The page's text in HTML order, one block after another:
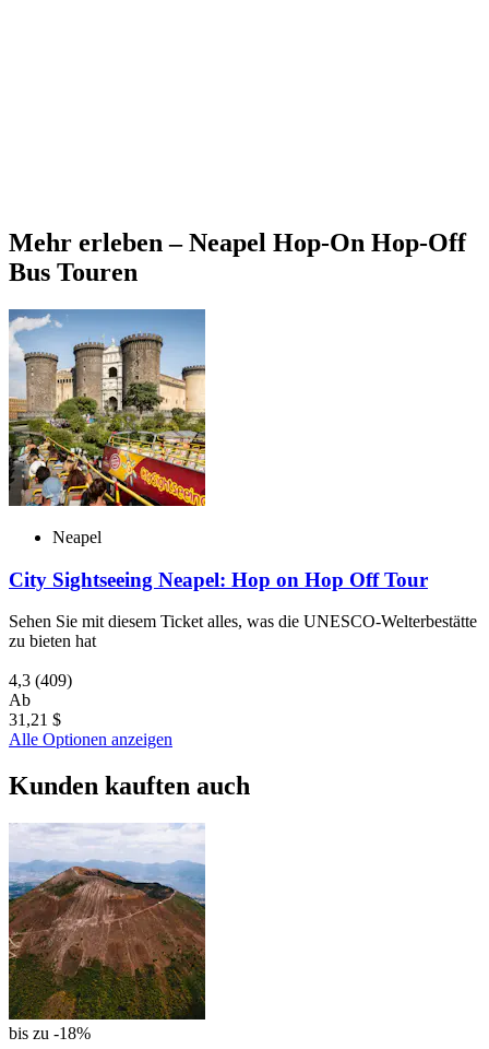
Mehr erleben – Neapel Hop-On Hop-Off
Bus Touren
Neapel
City Sightseeing Neapel: Hop on Hop Off Tour
Sehen Sie mit diesem Ticket alles, was die UNESCO-Welterbestätte
zu bieten hat
4,3 (409)
Ab
31,21 $
Alle Optionen anzeigen
Kunden kauften auch
bis zu -18%